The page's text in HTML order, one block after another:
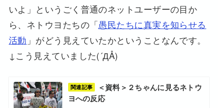
いよ」というごく普通のネットユーザーの目か
ら、ネトウヨたちの「愚民たちに真実を知らせる
活動 」がどう見えていたかということなんです。
↓こう見えていました(´ДÅ)
関連記事
＜資料＞２ちゃんに見るネトウ
ヨへの反応